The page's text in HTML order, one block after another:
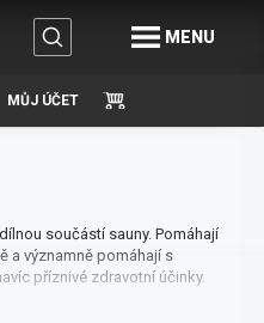
MENU
MŮJ ÚČET
součástí sauny. Pomáhají
a významně pomáhají s
příznivé zdravotní účinky.
s koncentrovaným